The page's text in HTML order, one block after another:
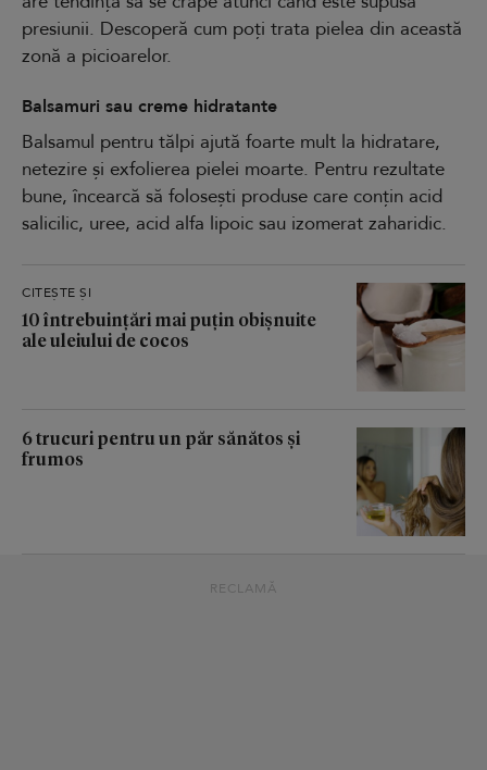
presiunii. Descoperă cum poți trata pielea din această
zonă a picioarelor.
Balsamuri sau creme hidratante
Balsamul pentru tălpi ajută foarte mult la hidratare,
netezire și exfolierea pielei moarte. Pentru rezultate
bune, încearcă să folosești produse care conțin acid
salicilic, uree, acid alfa lipoic sau izomerat zaharidic.
CITEȘTE ȘI
10 întrebuințări mai puțin obișnuite
ale uleiului de cocos
6 trucuri pentru un păr sănătos și
frumos
RECLAMĂ